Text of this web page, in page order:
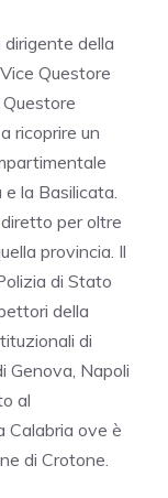
della
Questore
ricoprire un
la Basilicata.
per oltre
provincia. Il
di Stato
della
di
Genova, Napoli
al
Calabria ove è
di Crotone.